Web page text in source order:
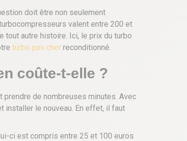
doit être non seulement
valent entre 200 et
tout autre histoire. Ici, le prix du turbo
turbo pas cher reconditionné.
coûte-t-elle ?
prendre de nombreuses minutes. Avec
installer le nouveau. En effet, il faut
ci est compris entre 25 et 100 euros